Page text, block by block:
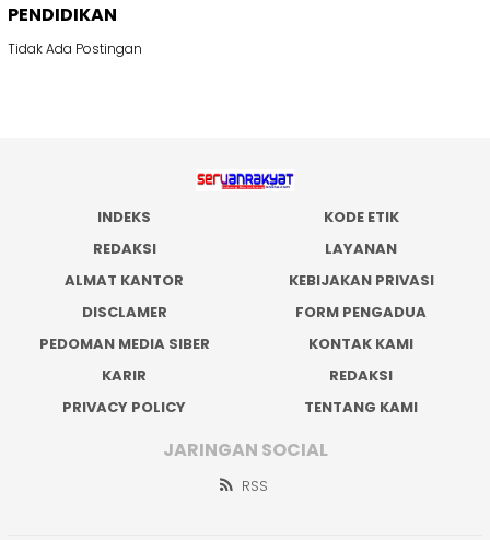
PENDIDIKAN
Tidak Ada Postingan
INDEKS
KODE ETIK
REDAKSI
LAYANAN
ALMAT KANTOR
KEBIJAKAN PRIVASI
DISCLAMER
FORM PENGADUA
PEDOMAN MEDIA SIBER
KONTAK KAMI
KARIR
REDAKSI
PRIVACY POLICY
TENTANG KAMI
JARINGAN SOCIAL
RSS